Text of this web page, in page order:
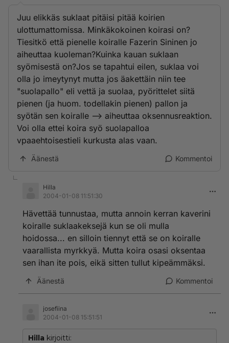
Juu elikkäs suklaat pitäisi pitää koirien
ulottumattomissa. Minkäkokoinen koirasi on?
Tiesitkö että pienelle koiralle Fazerin Sininen jo
aiheuttaa kuoleman?Kuinka kauan suklaan
syömisestä on?Jos se tapahtui eilen, suklaa voi
olla jo imeytynyt mutta jos äakettäin niin tee
"suolapallo" eli vettä ja suolaa, pyörittelet siitä
pienen (ja huom. todellakin pienen) pallon ja
syötän sen koiralle --> aiheuttaa oksennusreaktion.
Voi olla ettei koira syö suolapalloa
vpaaehtoisestieli kurkusta alas vaan.
Äänestä Kommentoi
Hilla
2004-01-08 11:51:30
Hävettää tunnustaa, mutta annoin kerran kaverini
koiralle suklaakeksejä kun se oli mulla
hoidossa... en silloin tiennyt että se on koiralle
vaarallista myrkkyä. Mutta koira osasi oksentaa
sen ihan ite pois, eikä sitten tullut kipeämmäksi.
Äänestä Kommentoi
josefiina
2004-01-08 15:51:51
Hilla kirjoitti: